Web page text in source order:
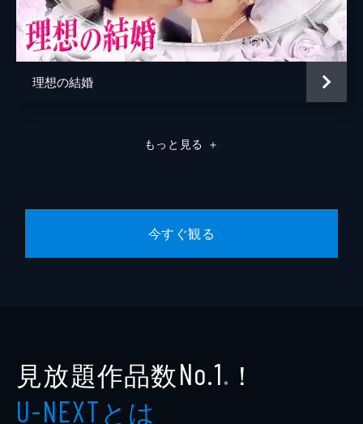
店を改装する間、葛城コンツェルンの社員食
堂で働くことになったバンビーナの面々。そ
んな中、春樹（小出恵介）は、自分とミチル
（サエコ）の婚約記事を新聞で見つけ…。
46分
ことになり、鈴子（長谷川京子）を想いつつ
理想の結婚
もっと見る ＋
今すぐ観る
見放題作品数No.1 ※ ！
U-NEXTとは